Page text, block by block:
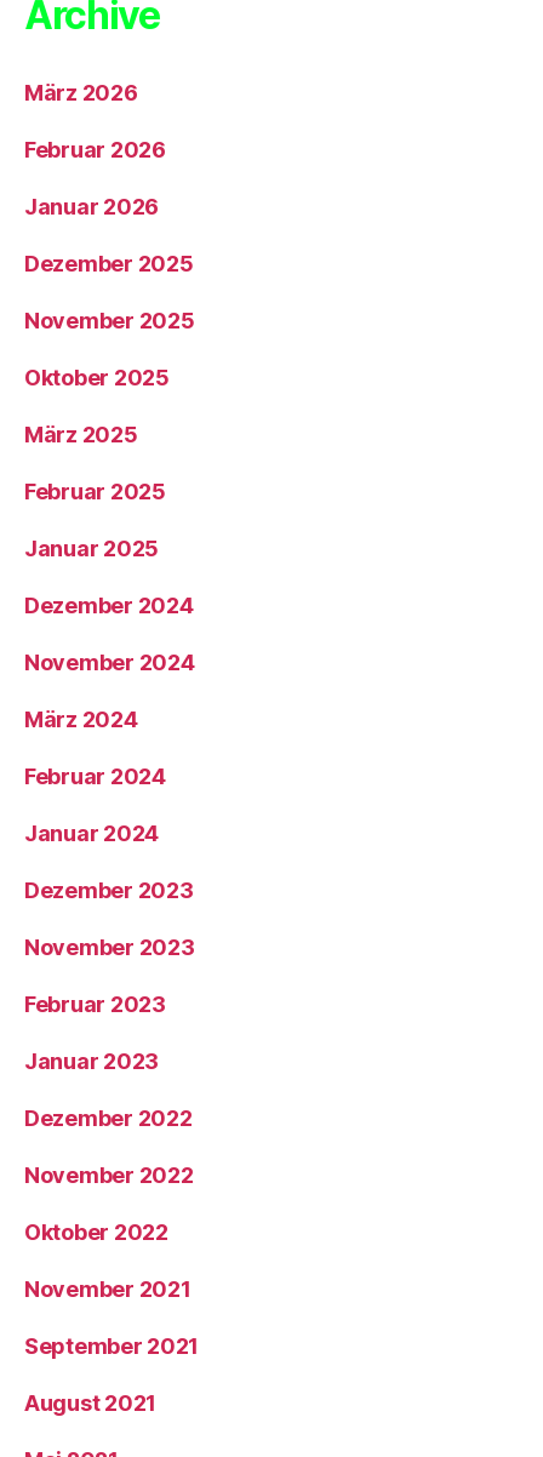
Archive
März 2026
Februar 2026
Januar 2026
Dezember 2025
November 2025
Oktober 2025
März 2025
Februar 2025
Januar 2025
Dezember 2024
November 2024
März 2024
Februar 2024
Januar 2024
Dezember 2023
November 2023
Februar 2023
Januar 2023
Dezember 2022
November 2022
Oktober 2022
November 2021
September 2021
August 2021